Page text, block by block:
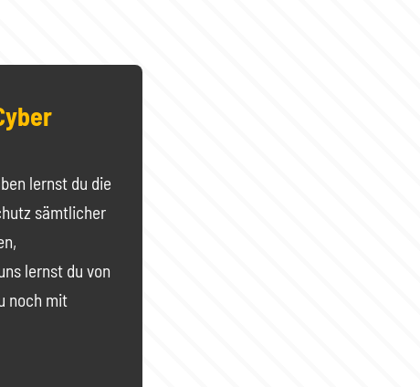
lernst du die
sämtlicher
lernst du von
noch mit